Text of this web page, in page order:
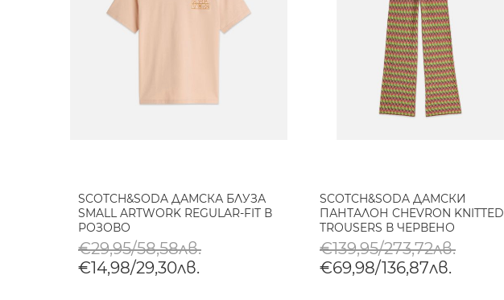
SCOTCH&SODA ДАМСКА БЛУЗА
SMALL ARTWORK REGULAR-FIT В
РОЗОВО
€29,95/58,58лв.
€14,98/29,30лв.
SCOTCH&SODA ДАМСКИ
ПАНТАЛОН CHEVRON KNITTED
TROUSERS В ЧЕРВЕНО
€139,95/273,72лв.
€69,98/136,87лв.